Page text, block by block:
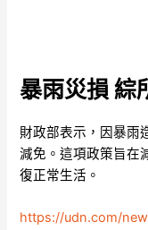
暴雨災損 綜
財政部表示，因暴雨
減免。這項政策旨在
復正常生活。
https://udn.com/